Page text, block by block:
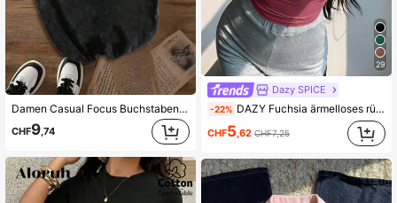
Damen Casual Focus Buchstaben Muster Gewaschen Rundhals Kurzarm T-Shirt, Frühling/Sommer/Herbst Schwarz
CHF9 ,74
29
Dazy SPICE
-22% DAZY Fuchsia ärmelloses rückenfreies Top mit Spaghettiträgern, stilvolles Design für Musikfestivals, Valentinstag, Hochzeiten, lässige Strandurlaube, passend für Frauen im Sommer
CHF5,62 CHF7,25